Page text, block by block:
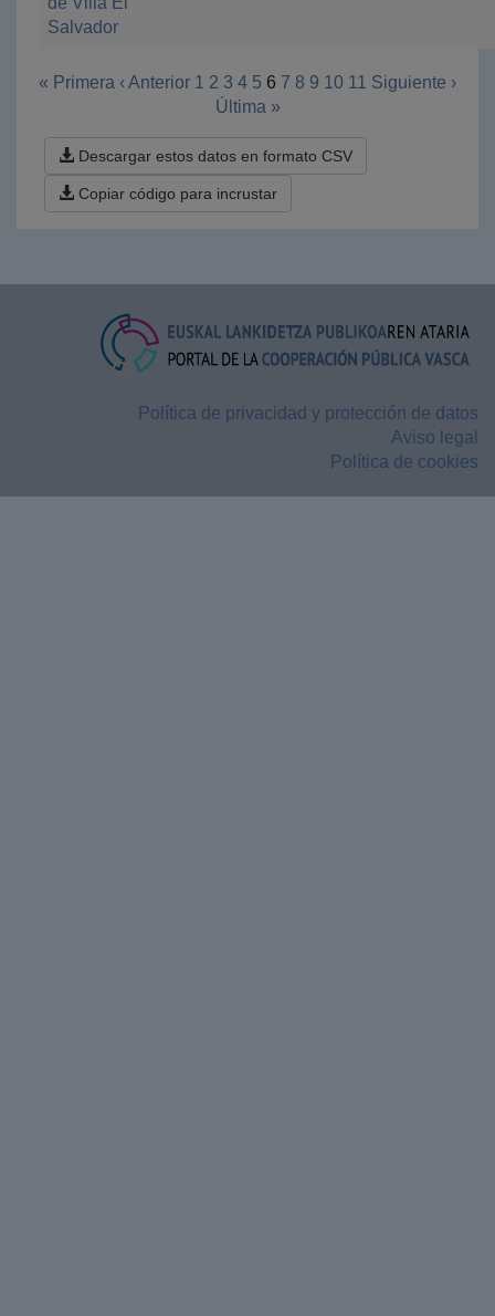
Salvador
« Primera ‹ Anterior 1 2 3 4 5 6 7 8 9 10 11 Siguiente ›
Última »
Descargar estos datos en formato CSV
Copiar código para incrustar
Política de privacidad y protección de datos
Aviso legal
Política de cookies